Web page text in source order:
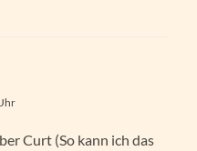
Curt (So kann ich das